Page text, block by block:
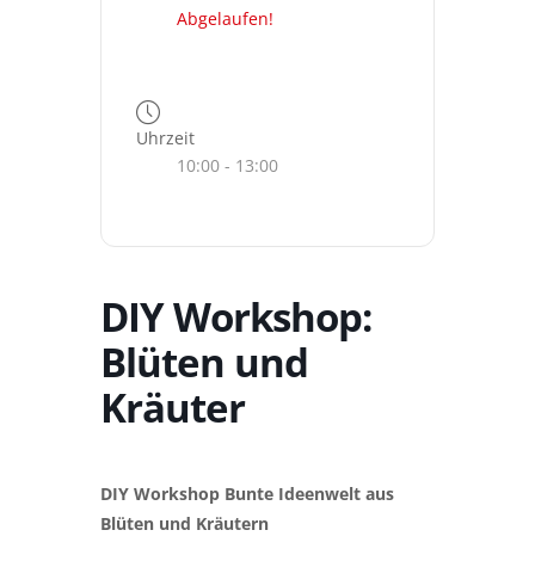
Abgelaufen!
Uhrzeit
10:00 - 13:00
DIY Workshop:
Blüten und
Kräuter
DIY Workshop Bunte Ideenwelt aus
Blüten und Kräutern